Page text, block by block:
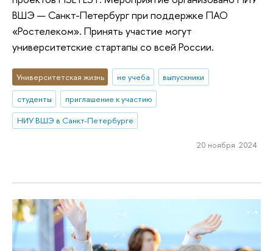
ВШЭ — Санкт-Петербург при поддержке ПАО
«Ростелеком». Принять участие могут
университетские стартапы со всей России.
Университетская жизнь не учеба
выпускники
студенты
приглашение к участию
НИУ ВШЭ в Санкт-Петербурге
20 ноября 2024